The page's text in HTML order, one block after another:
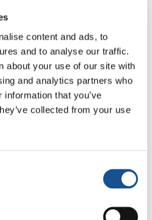
content and ads, to
and to analyse our traffic.
about your use of our site with
and analytics partners who
that you’ve
collected from your use
UNSPLASH
come
da luoghi e tempi